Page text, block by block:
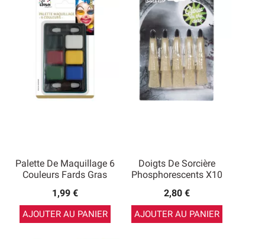
Palette De Maquillage 6
Couleurs Fards Gras
1,99 €
AJOUTER AU PANIER
Doigts De Sorcière
Phosphorescents X10
2,80 €
AJOUTER AU PANIER